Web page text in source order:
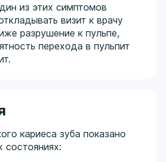
из этих симптомов
визит к врачу
разрушение к пульпе,
перехода в пульпит
кариеса зуба показано